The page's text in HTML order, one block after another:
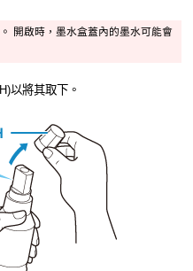
。 開啟時， 墨水盒蓋內的墨水可能會
以將其取下。